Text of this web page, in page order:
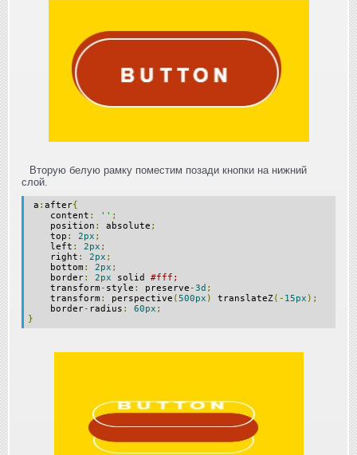
Вторую белую рамку поместим позади кнопки на нижний
слой.
a : after{
content : '' ;
position : absolute ;
top : 2px ;
left : 2px ;
right : 2px ;
bottom : 2px ;
border: 2px solid #fff;
transform - style : preserve -3d ;
transform : perspective ( 500px ) translateZ(- 15px );
border- radius : 60px ;
}